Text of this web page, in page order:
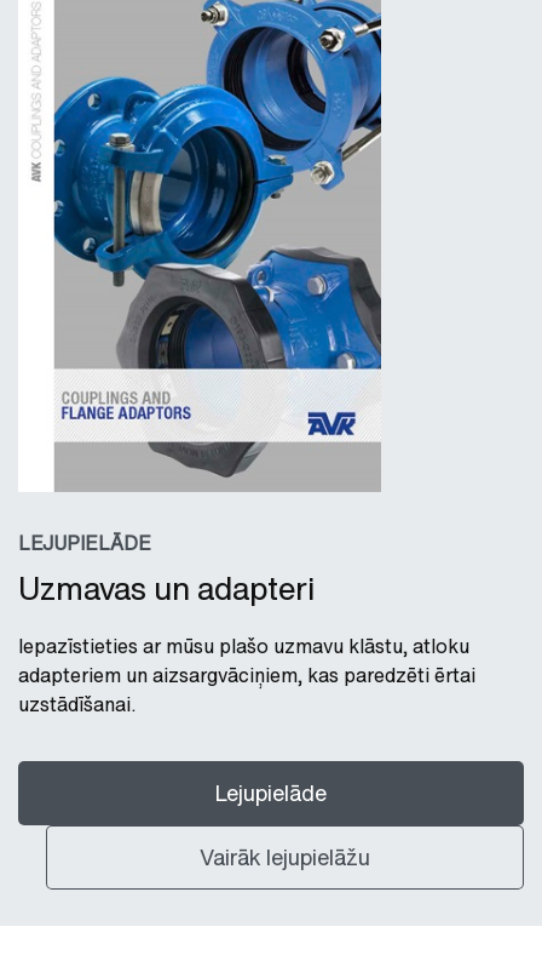
LEJUPIELĀDE
Uzmavas un adapteri
Iepazīstieties ar mūsu plašo uzmavu klāstu, atloku
adapteriem un aizsargvāciņiem, kas paredzēti ērtai
uzstādīšanai.
Lejupielāde
Vairāk lejupielāžu